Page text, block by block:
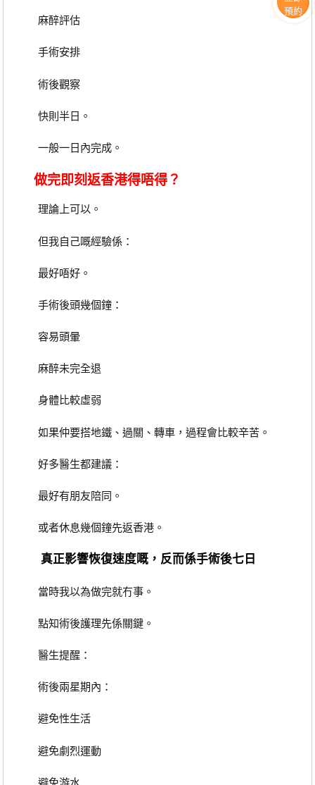
麻醉評估
手術安排
術後觀察
快則半日。
一般一日內完成。
做完即刻返香港得唔得？
理論上可以。
但我自己嘅經驗係：
最好唔好。
手術後頭幾個鐘：
容易頭暈
麻醉未完全退
身體比較虛弱
如果仲要搭地鐵、過關、轉車，過程會比較辛苦。
好多醫生都建議：
最好有朋友陪同。
或者休息幾個鐘先返香港。
真正影響恢復速度嘅，反而係手術後七日
當時我以為做完就冇事。
點知術後護理先係關鍵。
醫生提醒：
術後兩星期內：
避免性生活
避免劇烈運動
避免游水
預約